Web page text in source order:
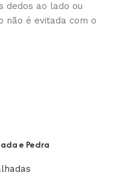
dedos ao lado ou
não é evitada com o
e Pedra